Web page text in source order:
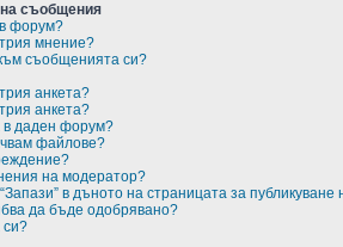
съобщения
форум?
мнение?
съобщенията си?
анкета?
анкета?
в даден форум?
файлове?
на модератор?
в дъното на страницата за
да бъде одобрявано?
си?